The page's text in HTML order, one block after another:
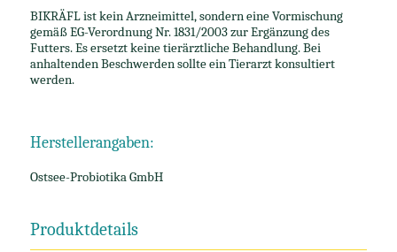
BIKRÄFL ist kein Arzneimittel, sondern eine Vormischung
gemäß EG-Verordnung Nr. 1831/2003 zur Ergänzung des
Futters. Es ersetzt keine tierärztliche Behandlung. Bei
anhaltenden Beschwerden sollte ein Tierarzt konsultiert
werden.
Herstellerangaben:
Ostsee-Probiotika GmbH
Produktdetails